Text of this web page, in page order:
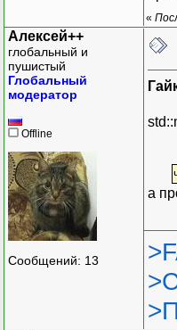
«
Алексей++
глобальный и
пушистый
Глобальный
модератор
Offline
Сообщений: 13
а